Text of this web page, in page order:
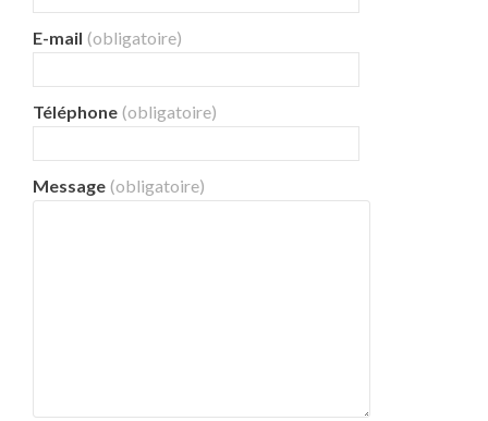
E-mail (obligatoire)
Téléphone (obligatoire)
Message (obligatoire)